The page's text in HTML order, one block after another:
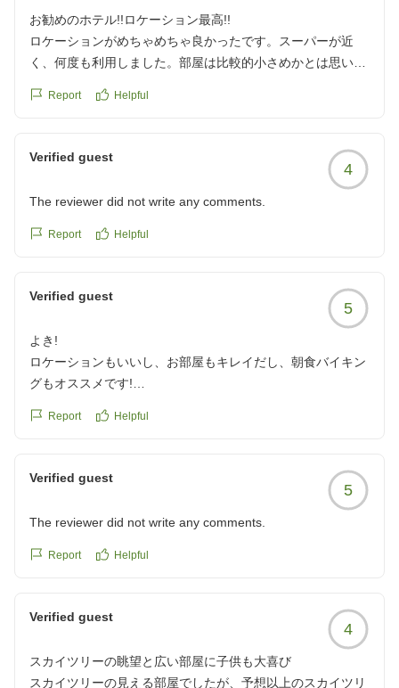
良いと思います。
スタッフの方は研修中のバッジがありましたが対応が良く、
素敵な方でした。また機会があれば泊まりたいと思います。
https://review.travel.rakuten.co.jp/hotel/voice/104565?
お勧めのホテル!!ロケーション最高!!
ロケーションがめちゃめちゃ良かったです。スーパーが近
く、何度も利用しました。部屋は比較的小さめかとは思いま
是非宿泊させていただきたいと思いました。
Report Helpful
Verified guest
4
The reviewer did not write any comments.
Report Helpful
Verified guest
5
よき!
ロケーションもいいし、お部屋もキレイだし、朝食バイキン
グもオススメです!
https://review.travel.rakuten.co.jp/hotel/voice/104565?
Report Helpful
Verified guest
5
The reviewer did not write any comments.
Report Helpful
Verified guest
4
スカイツリーの眺望と広い部屋に子供も大喜び
スカイツリーの見える部屋でしたが、予想以上のスカイツリ